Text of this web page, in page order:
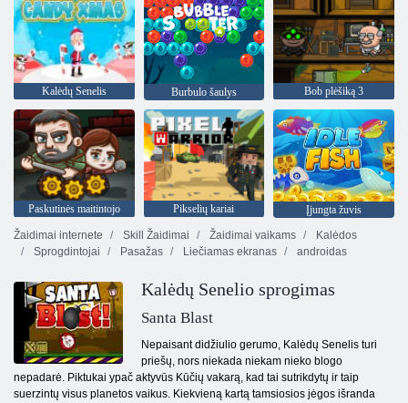
Kalėdų Senelis Burbulo šaulys Bob plėšiką 3
Paskutinės maitintojo Pikselių kariai
Įjungta žuvis
Žaidimai internete
Skill Žaidimai Žaidimai vaikams
Kalėdos
Sprogdintojai
Pasažas Liečiamas ekranas androidas
Kalėdų Senelio sprogimas
Santa Blast
Nepaisant didžiulio gerumo, Kalėdų Senelis turi
priešų, nors niekada niekam nieko blogo
nepadarė. Piktukai ypač aktyvūs Kūčių vakarą, kad tai sutrikdytų ir taip
suerzintų visus planetos vaikus. Kiekvieną kartą tamsiosios jėgos išranda